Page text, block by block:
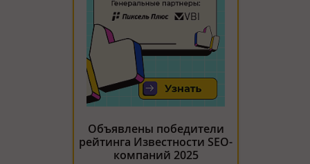
Объявлены победители
рейтинга Известности SEO-
компаний 2025